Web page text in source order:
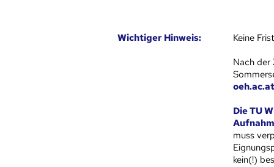
Wich­ti­ger Hin­weis:
Keine
Nach der
Die TU
muss
kein(!)